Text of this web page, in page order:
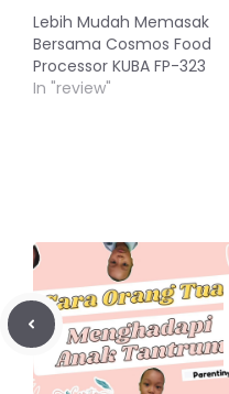
Lebih Mudah Memasak
Bersama Cosmos Food
Processor KUBA FP-323
In "review"